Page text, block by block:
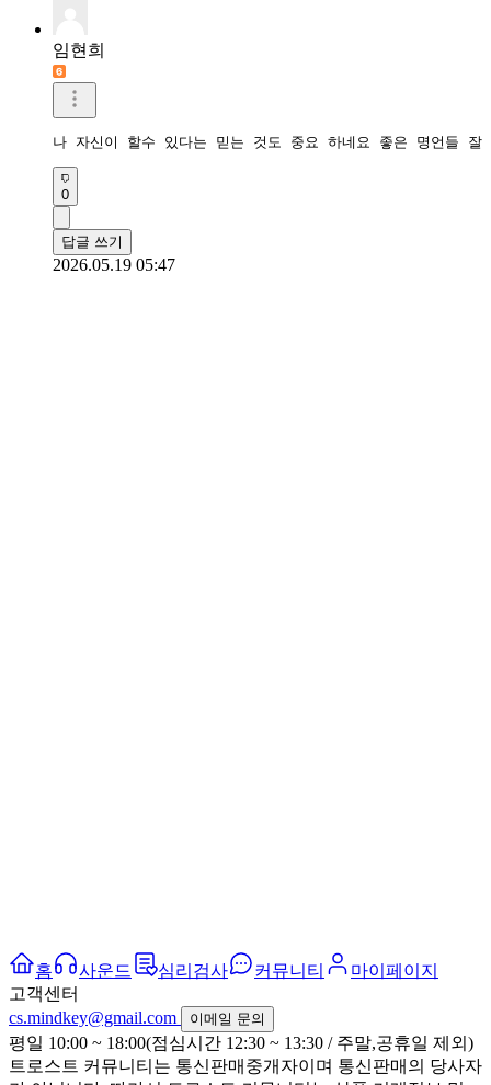
임현희
나 자신이 할수 있다는 믿는 것도 중요 하네요 좋은 명언들 잘
0
답글 쓰기
2026.05.19 05:47
홈 사운드 심리검사 커뮤니티
마이페이지
고객센터
cs.mindkey@gmail.com
이메일 문의
평일 10:00 ~ 18:00(점심시간 12:30 ~ 13:30 / 주말,공휴일 제외)
트로스트 커뮤니티는 통신판매중개자이며 통신판매의 당사자